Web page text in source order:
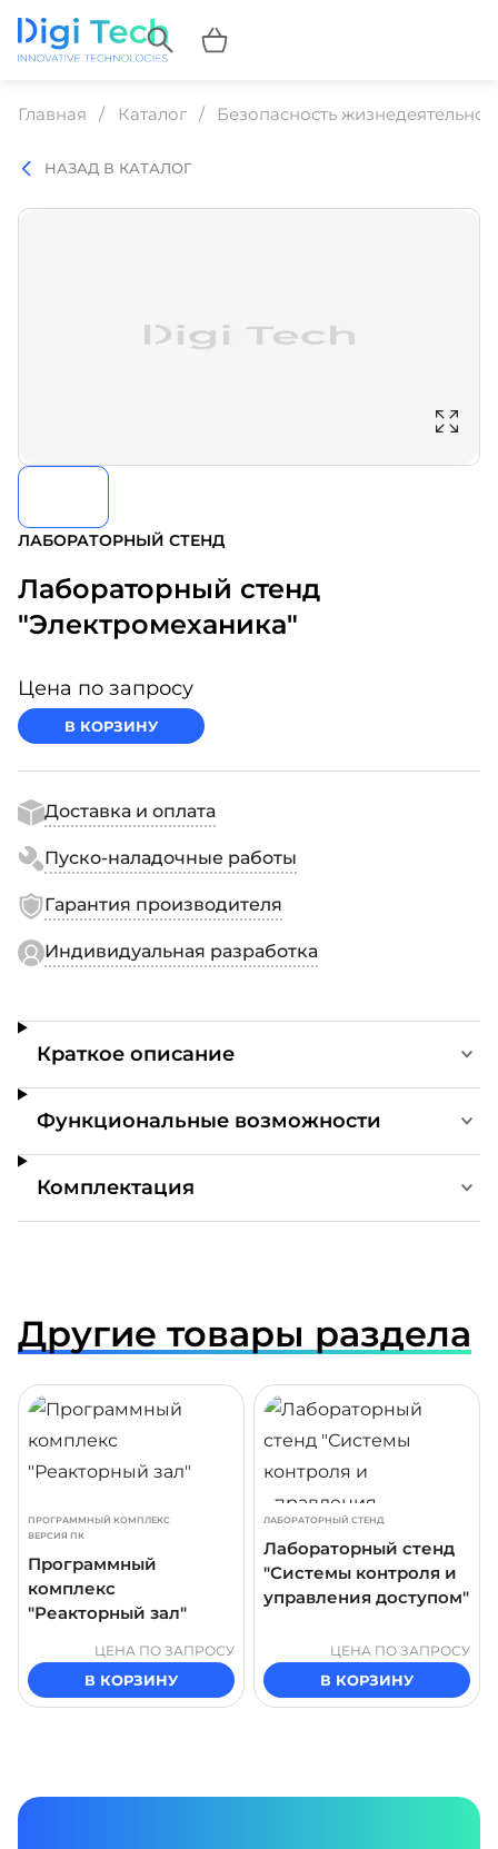
Главная Каталог Безопасность
НАЗАД В КАТАЛОГ
ЛАБОРАТОРНЫЙ СТЕНД
Лабораторный стенд
"Электромеханика"
Цена по запросу
В КОРЗИНУ
Доставка и оплата
Пуско-наладочные работы
Гарантия производителя
Индивидуальная разработка
Краткое описание
Функциональные возможности
Комплектация
Другие товары раздела
ПРОГРАММНЫЙ КОМПЛЕКС
ВЕРСИЯ ПК
Программный
комплекс
"Реакторный зал"
ЦЕНА ПО ЗАПРОСУ
В КОРЗИНУ
ЛАБОРАТОРНЫЙ СТЕНД
Лабораторный стенд
"Системы контроля и
управления доступом"
ЦЕНА ПО ЗАПРОСУ
В КОРЗИНУ
ПОДРОБНЕЕ